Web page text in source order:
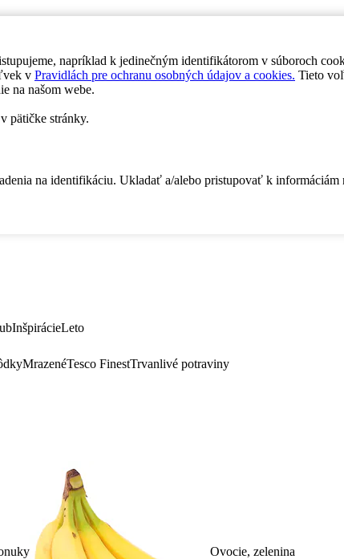
napríklad k jedinečným identifikátorom v súboroch
v Pravidlách pre ochranu osobných údajov a cookies. Tieto
na našom webe.
pätičke stránky.
na identifikáciu. Ukladať a/alebo pristupovať k informáciám
InšpirácieLeto
MrazenéTesco FinestTrvanlivé potraviny
Ovocie, zelenina